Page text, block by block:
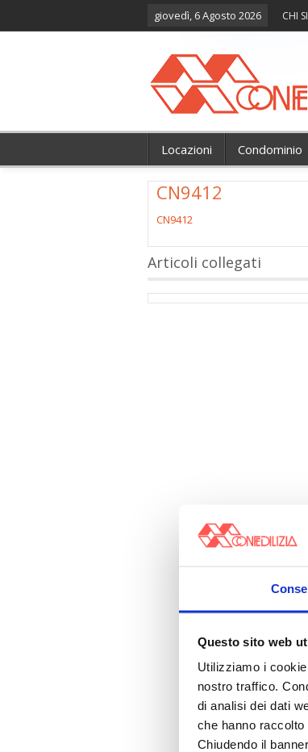
Questo sito web
Utilizziamo i
nostro traffico.
di analisi dei dati
che hanno
Chiudendo il
giovedì, 6 Agosto 2026 CHI
Locazioni Condominio
CN9412
CN9412
Articoli collegati